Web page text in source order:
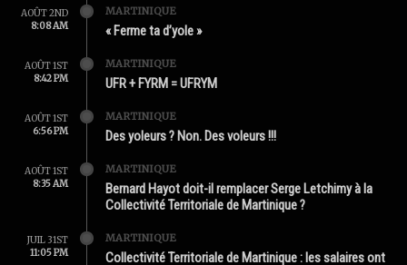
AOÛT 2ND
8:08 AM
MARTINIQUE
« Ferme ta d’yole »
AOÛT 1ST
8:42 PM
MARTINIQUE
UFR + FYRM = UFRYM
AOÛT 1ST
6:56 PM
MARTINIQUE
Des yoleurs ? Non. Des voleurs !!!
AOÛT 1ST
8:35 AM
MARTINIQUE
Bernard Hayot doit-il remplacer Serge Letchimy à la
Collectivité Territoriale de Martinique ?
JUIL 31ST
11:05 PM
MARTINIQUE
Collectivité Territoriale de Martinique : les salaires ont